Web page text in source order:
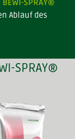
BEWI-SPRAY®
Ablauf des
SPRAY®